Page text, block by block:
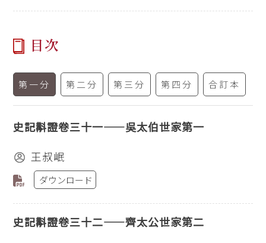
目次
第一分 第二分 第三分 第四分 合訂本
史記斠證卷三十一——吳太伯世家第一
王叔岷
ダウンロード
史記斠證卷三十二——齊太公世家第二